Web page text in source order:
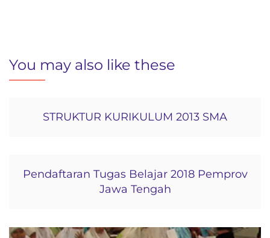
You may also like these
STRUKTUR KURIKULUM 2013 SMA
Pendaftaran Tugas Belajar 2018 Pemprov
Jawa Tengah